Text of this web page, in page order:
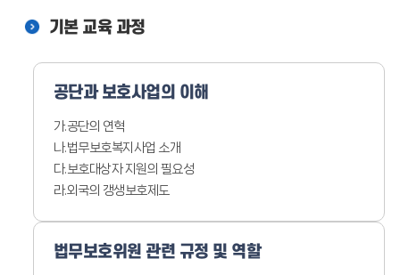
기본 교육 과정
공단과 보호사업의 이해
가.공단의 연혁
나.법무보호복지사업 소개
다.보호대상자 지원의 필요성
라.외국의 갱생보호제도
법무보호위원 관련 규정 및 역할